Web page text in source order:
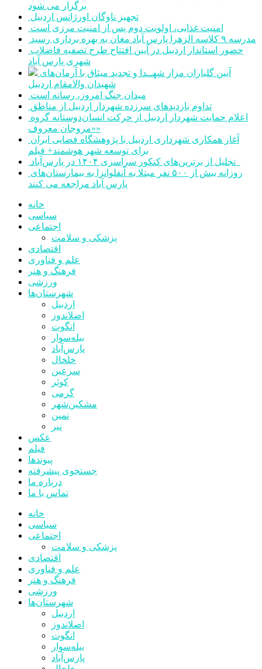
برگزار می شود
تجهیز ناوگان اورژانس اردبیل
امنیت غذایی، اولویت دوم پس از امنیت مرزی است
مدرسه ۹ کلاسه الزهرا پارس آباد مغان به بهره برداری رسید
شهری پارس آباد
شهیدان والامقام اردبیل
میدان جنگ امروز، رسانه است
تداوم بازدیدهای سرزده شهردار اردبیل از مناطق
«مروجان معروف»
برای توسعه شهر هوشمند+ فیلم
پارس آباد مراجعه می کنند
خانه
سیاسی
اجتماعی
پزشکی و سلامت
اقتصادی
علم و فناوری
فرهنگ و هنر
ورزشی
شهرستان‌ها
اردبیل
اصلاندوز
انگوت
بیله‌سوار
پارس‌آباد
خلخال
سرعین
کوثر
گرمی
مشکین‌شهر
نمین
نیر
عکس
فیلم
پیوندها
جستجوی پیشرفته
درباره ما
تماس با ما
خانه
سیاسی
اجتماعی
پزشکی و سلامت
اقتصادی
علم و فناوری
فرهنگ و هنر
ورزشی
شهرستان‌ها
اردبیل
اصلاندوز
انگوت
بیله‌سوار
پارس‌آباد